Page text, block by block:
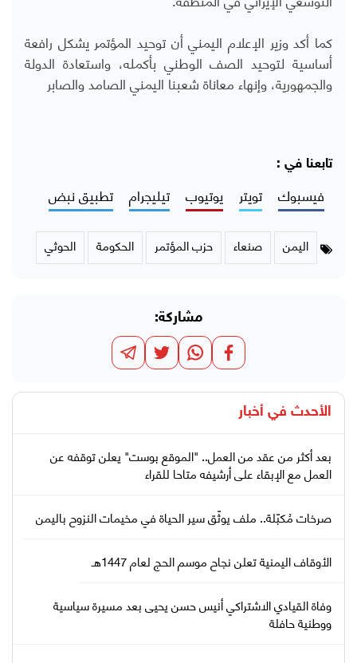
كما أكد وزير الإعلام اليمني أن توحيد المؤتمر يشكل رافعة
أساسية لتوحيد الصف الوطني بأكمله، واستعادة الدولة
والجمهورية، وإنهاء معاناة شعبنا اليمني الصامد والصابر
تابعنا في :
فيسبوك تويتر يوتيوب تيليجرام تطبيق نبض
اليمن صنعاء حزب المؤتمر الحكومة الحوثي
مشاركة:
الأحدث في أخبار
بعد أكثر من عقد من العمل.. "الموقع بوست" يعلن توقفه عن
العمل مع الإبقاء على أرشيفه متاحا للقراء
صرخات مُكبّلة.. ملف يوثّق سير الحياة في مخيمات النزوح باليمن
الأوقاف اليمنية تعلن نجاح موسم الحج لعام 1447هـ
وفاة القيادي الاشتراكي أنيس حسن يحيى بعد مسيرة سياسية
ووطنية حافلة